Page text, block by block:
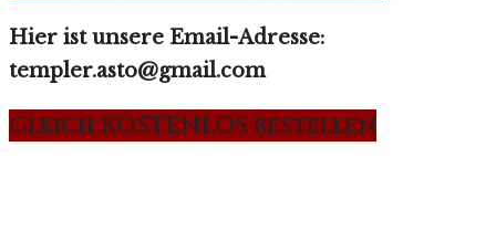
Hier ist unsere Email-Adresse:
templer.asto@gmail.com
Gleich KOSTENLOS bestellen